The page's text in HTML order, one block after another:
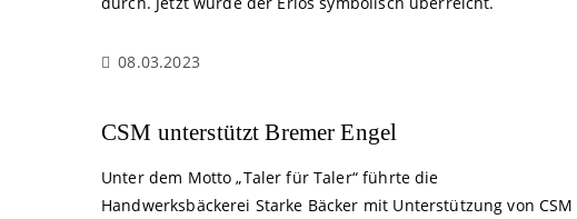
08.03.2023
CSM unterstützt Bremer Engel
Unter dem Motto „Taler für Taler“ führte die
Handwerksbäckerei Starke Bäcker mit Unterstützung von CSM